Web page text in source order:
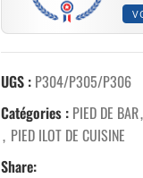
UGS : P304/P305/P306
Catégories : PIED DE BAR,
, PIED ILOT DE CUISINE
Share: